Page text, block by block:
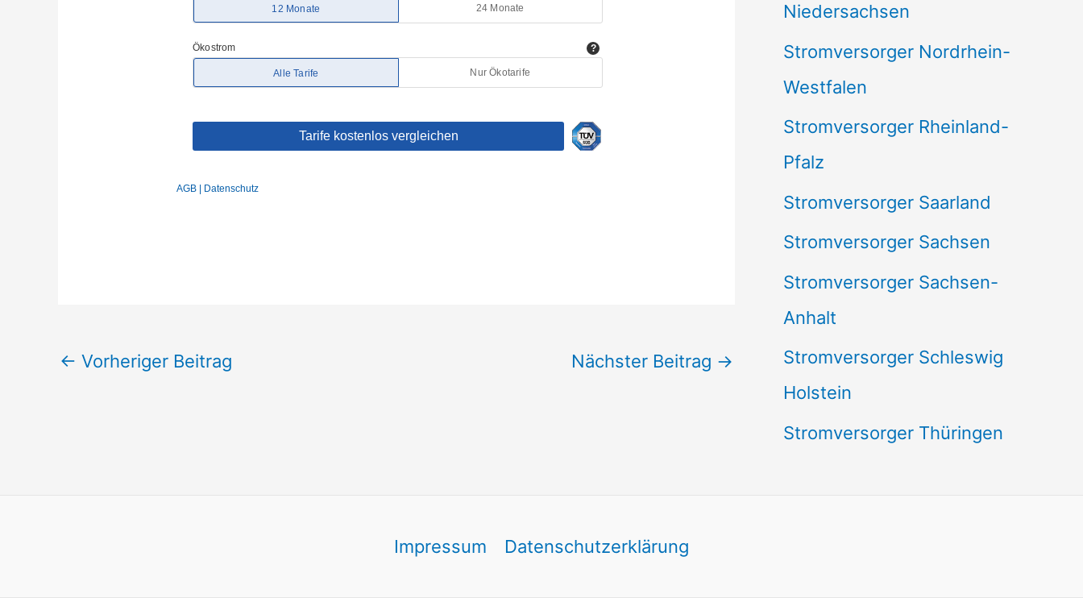
← Vorheriger Beitrag Nächster Beitrag →
Niedersachsen
Stromversorger Nordrhein-
Westfalen
Stromversorger Rheinland-
Pfalz
Stromversorger Saarland
Stromversorger Sachsen
Stromversorger Sachsen-
Anhalt
Stromversorger Schleswig
Holstein
Stromversorger Thüringen
Impressum Datenschutzerklärung